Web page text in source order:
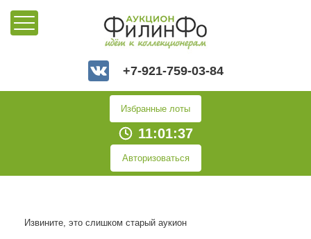
+7-921-759-03-84
Избранные лоты
11:01:37
Авторизоваться
Извините, это слишком старый аукион